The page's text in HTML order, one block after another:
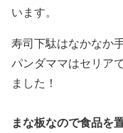
います。
寿司下駄はなかなか
パンダママはセリア
ました！
まな板なので食品を